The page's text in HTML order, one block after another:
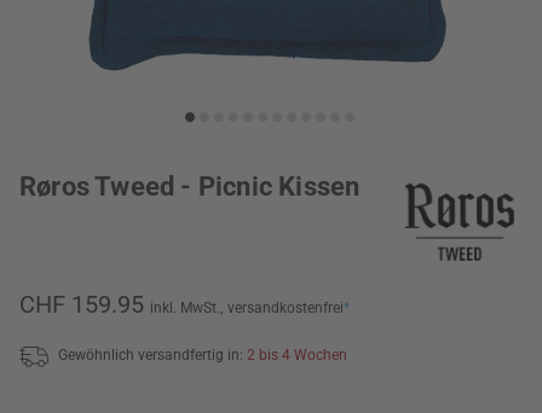
Røros Tweed - Picnic Kissen
CHF 159.95 inkl. MwSt., versandkostenfrei*
Gewöhnlich versandfertig in: 2 bis 4 Wochen